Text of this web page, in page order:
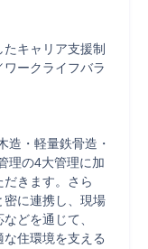
キャリア支援制
ークライフバラ
造・軽量鉄骨造・
理の4大管理に加
きます。さら
密に連携し、現場
どを通じて、
住環境を支える